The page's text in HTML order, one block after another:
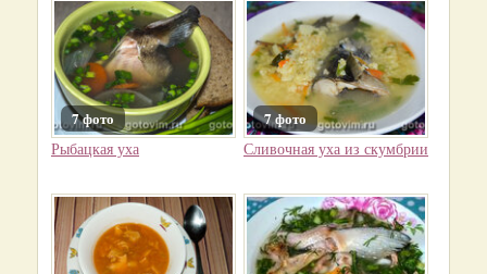
7 фото
Рыбацкая уха
7 фото
Сливочная уха из скумбрии